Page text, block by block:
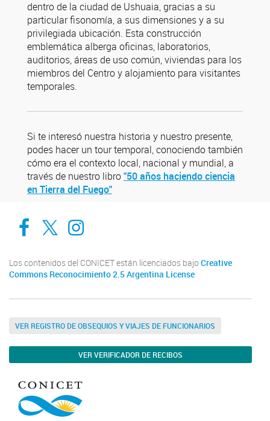
dentro de la ciudad de Ushuaia, gracias a su
particular fisonomía, a sus dimensiones y a su
privilegiada ubicación. Esta construcción
emblemática alberga oficinas, laboratorios,
auditorios, áreas de uso común, viviendas para los
miembros del Centro y alojamiento para visitantes
temporales.
Si te interesó nuestra historia y nuestro presente,
podes hacer un tour temporal, conociendo también
cómo era el contexto local, nacional y mundial, a
través de nuestro libro"50 años haciendo ciencia
en Tierra del Fuego"
Cadic en RedCADIC Ushuaia
Cadic en Red
Los contenidos del CONICET están licenciados bajo Creative
Commons Reconocimiento 2.5 Argentina License
VER REGISTRO DE OBSEQUIOS Y VIAJES DE FUNCIONARIOS
VER VERIFICADOR DE RECIBOS